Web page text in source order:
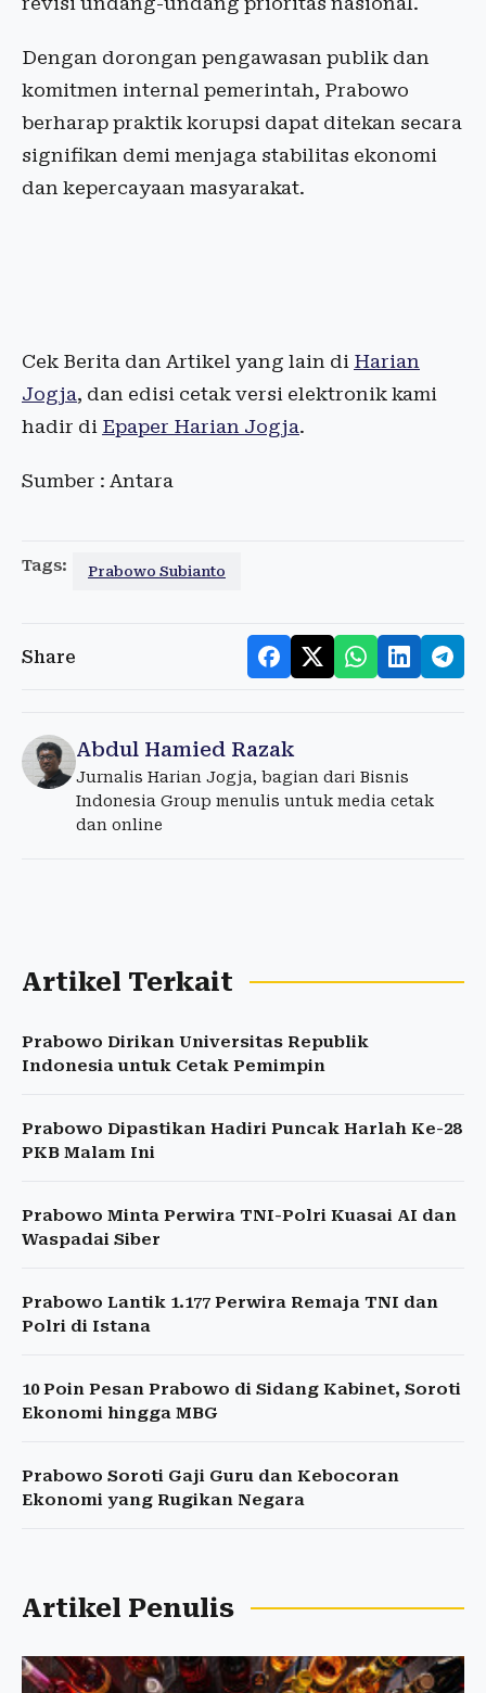
Dengan dorongan pengawasan publik dan
komitmen internal pemerintah, Prabowo
berharap praktik korupsi dapat ditekan secara
signifikan demi menjaga stabilitas ekonomi
dan kepercayaan masyarakat.
Cek Berita dan Artikel yang lain di Harian
Jogja, dan edisi cetak versi elektronik kami
hadir di Epaper Harian Jogja.
Sumber : Antara
Tags: Prabowo Subianto
Share
Abdul Hamied Razak
Jurnalis Harian Jogja, bagian dari Bisnis
Indonesia Group menulis untuk media cetak
dan online
Artikel Terkait
Prabowo Dirikan Universitas Republik
Indonesia untuk Cetak Pemimpin
Prabowo Dipastikan Hadiri Puncak Harlah Ke-28
PKB Malam Ini
Prabowo Minta Perwira TNI-Polri Kuasai AI dan
Waspadai Siber
Prabowo Lantik 1.177 Perwira Remaja TNI dan
Polri di Istana
10 Poin Pesan Prabowo di Sidang Kabinet, Soroti
Ekonomi hingga MBG
Prabowo Soroti Gaji Guru dan Kebocoran
Ekonomi yang Rugikan Negara
Artikel Penulis